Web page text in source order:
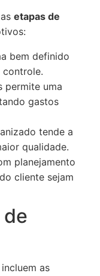
etapas de
bem definido
permite uma
gastos
tende a
qualidade.
planejamento
cliente sejam
de
as